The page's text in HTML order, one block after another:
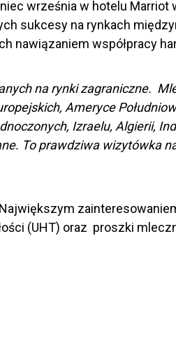
września w hotelu Marriot
sukcesy na rynkach
nawiązaniem współpracy
na rynki zagraniczne.
Ameryce
Izraelu, Algierii,
To prawdziwa wizytówka
(UHT) oraz proszki